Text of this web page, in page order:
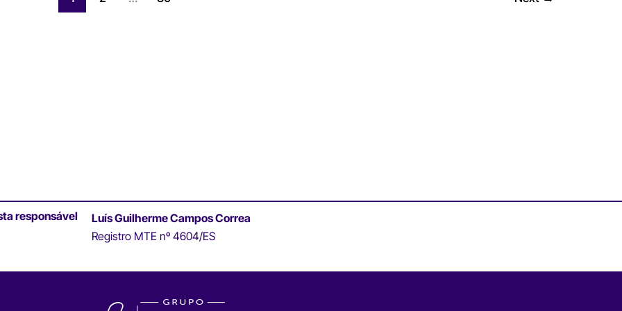
responsável
Luís Guilherme Campos Correa
Registro MTE nº 4604/ES